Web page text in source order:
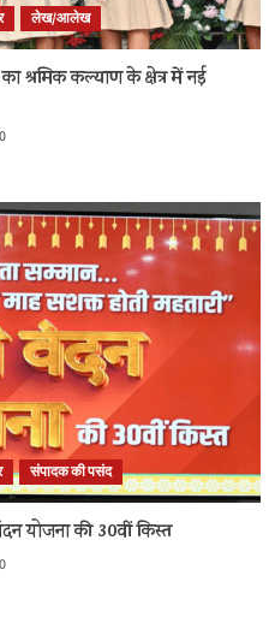
लेख/आलेख
श्रमिक कल्याण के क्षेत्र में नई
0
संपादक की पसंद
योजना की 30वीं किस्त
0